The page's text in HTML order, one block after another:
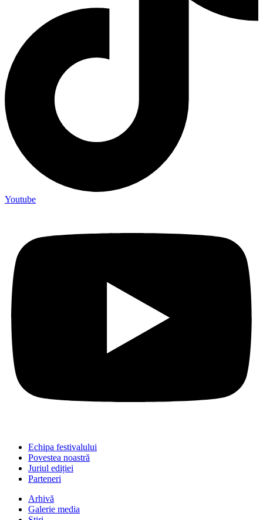
Youtube
Echipa festivalului
Povestea noastră
Juriul ediției
Parteneri
Arhivă
Galerie media